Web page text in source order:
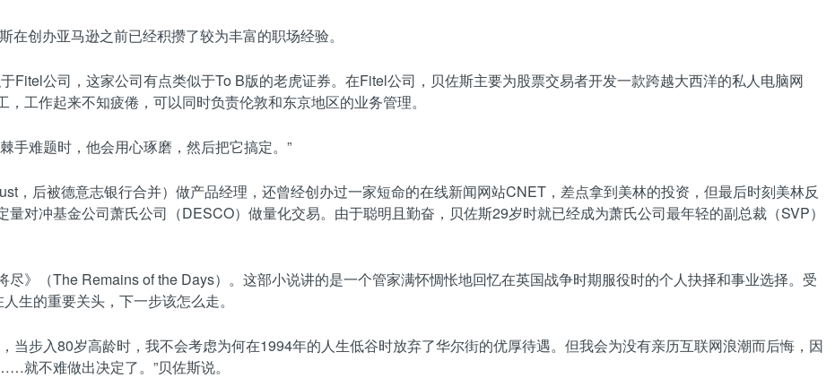
创办亚马逊之前已经积攒了较为丰富的职场经验。
Fitel公司，这家公司有点类似于To B版的老虎证券。在Fitel公司，贝佐斯主要为股票交易者开发一款跨越大西洋的私人电脑网
工作起来不知疲倦，可以同时负责伦敦和东京地区的业务管理。
手难题时，他会用心琢磨，然后把它搞定。”
，后被德意志银行合并）做产品经理，还曾经创办过一家短命的在线新闻网站CNET，差点拿到美林的投资，但最后时刻美林反
对冲基金公司萧氏公司（DESCO）做量化交易。由于聪明且勤奋，贝佐斯29岁时就已经成为萧氏公司最年轻的副总裁（SVP）
》（The Remains of the Days）。这部小说讲的是一个管家满怀惆怅地回忆在英国战争时期服役时的个人抉择和事业选择。受
生的重要关头，下一步该怎么走。
当步入80岁高龄时，我不会考虑为何在1994年的人生低谷时放弃了华尔街的优厚待遇。但我会为没有亲历互联网浪潮而后悔，因
就不难做出决定了。”贝佐斯说。